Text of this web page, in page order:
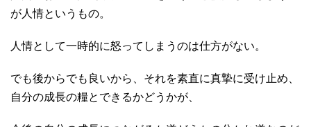
が人情というもの。
人情として一時的に怒ってしまうのは仕方がない。
でも後からでも良いから、それを素直に真摯に受け止め、
自分の成長の糧とできるかどうかが、